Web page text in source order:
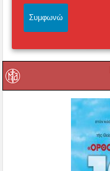
Συμφωνώ